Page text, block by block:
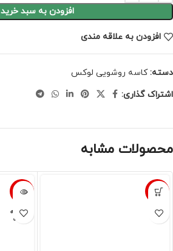
افزودن به سبد خرید
افزودن به علاقه مندی
دسته: کاسه روشویی لوکس
اشتراک گذاری:
محصولات مشابه
-7%
-6%
فروخته
شده